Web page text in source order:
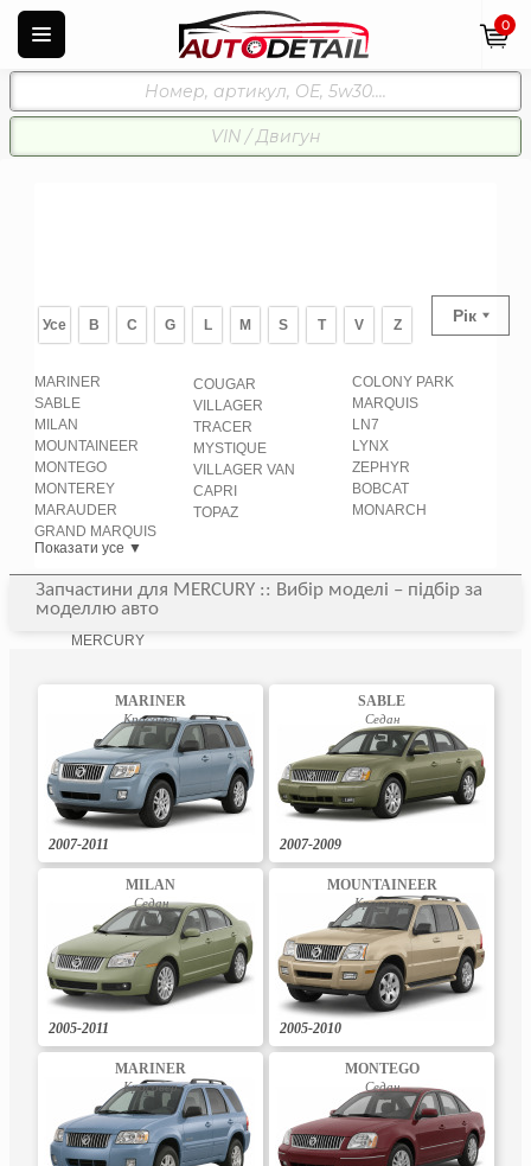
0
Усе B C G L M S T V Z Рік
MARINER
SABLE
MILAN
MOUNTAINEER
MONTEGO
MONTEREY
MARAUDER
GRAND MARQUIS
COUGAR
VILLAGER
TRACER
MYSTIQUE
VILLAGER VAN
CAPRI
TOPAZ
COLONY PARK
MARQUIS
LN7
LYNX
ZEPHYR
BOBCAT
MONARCH
Показати усе ▼
Запчастини для MERCURY :: Вибір моделі – підбір за
моделлю авто
MERCURY
MARINER
Кросовер
2007-2011
SABLE
Седан
2007-2009
MILAN
Седан
2005-2011
MOUNTAINEER
Кросовер
2005-2010
MARINER
Кросовер
MONTEGO
Седан